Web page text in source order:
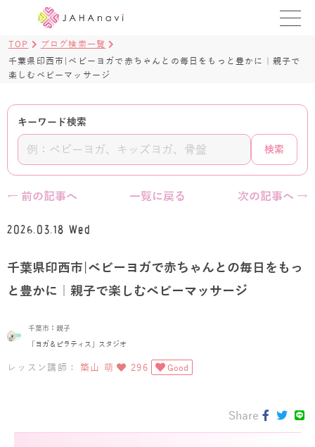
ヨガ資格講座 ›
ログイン
TOP
ブログ検索一覧
千葉県印西市|ベビーヨガで赤ちゃんとの毎日をもっと豊かに｜親子で
楽しむベビーマッサージ
キーワード検索
検索
← 前の記事へ 一覧に戻る 次の記事へ →
2026.03.18 Wed
千葉県印西市|ベビーヨガで赤ちゃんとの毎日をもっ
と豊かに｜親子で楽しむベビーマッサージ
千葉市：親子
「ヨガ＆ピラティス」スタジオ
レッスン講師： 築山 萌 296 Good
Share